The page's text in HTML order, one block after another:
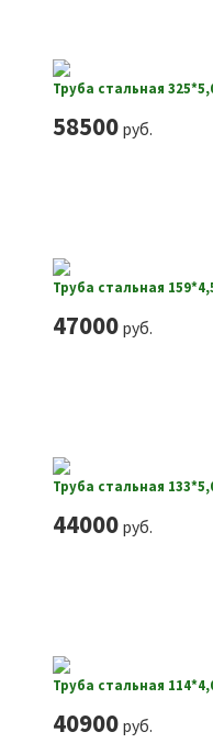
Труба стальная
58500руб.
Труба стальная
47000руб.
Труба стальная
44000руб.
Труба стальная
40900руб.